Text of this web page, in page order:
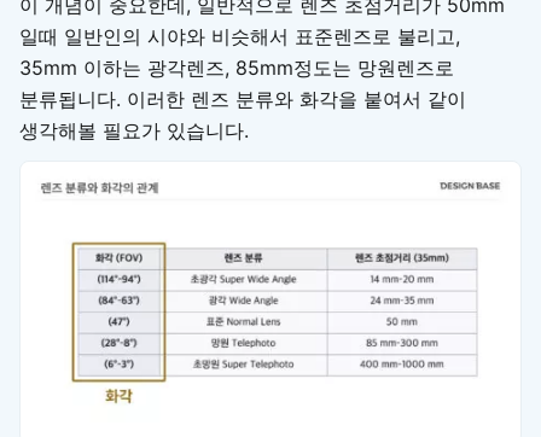
일때 일반인의 시야와 비슷해서 표준렌즈로 불리고,
35mm 이하는 광각렌즈, 85mm정도는 망원렌즈로
분류됩니다. 이러한 렌즈 분류와 화각을 붙여서 같이
생각해볼 필요가 있습니다.